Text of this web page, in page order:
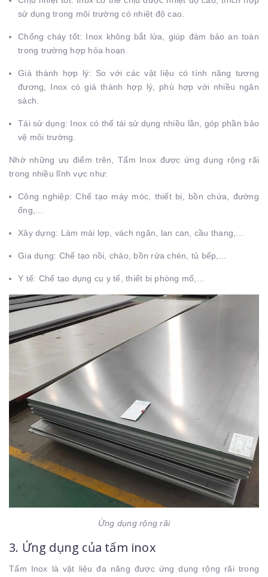
sử dụng trong môi trường có nhiệt độ cao.
Chống cháy tốt: Inox không bắt lửa, giúp đảm bảo an toàn
trong trường hợp hỏa hoạn.
Giá thành hợp lý: So với các vật liệu có tính năng tương
đương, Inox có giá thành hợp lý, phù hợp với nhiều ngân
sách.
Tái sử dụng: Inox có thể tái sử dụng nhiều lần, góp phần bảo
vệ môi trường.
Nhờ những ưu điểm trên, Tấm Inox được ứng dụng rộng rãi
trong nhiều lĩnh vực như:
Công nghiệp: Chế tạo máy móc, thiết bị, bồn chứa, đường
ống,...
Xây dựng: Làm mái lợp, vách ngăn, lan can, cầu thang,...
Gia dụng: Chế tạo nồi, chảo, bồn rửa chén, tủ bếp,...
Y tế: Chế tạo dụng cụ y tế, thiết bị phòng mổ,...
Ứng dụng rộng rãi
3. Ứng dụng của tấm inox
Tấm Inox là vật liệu đa năng được ứng dụng rộng rãi trong